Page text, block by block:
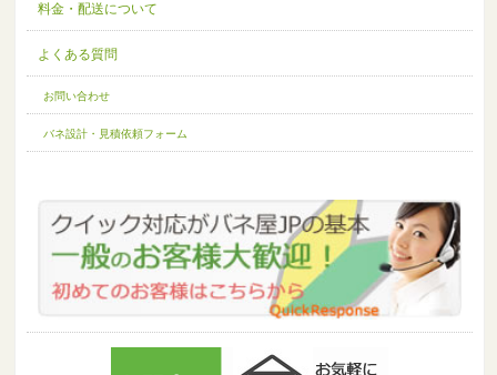
料金・配送について
よくある質問
お問い合わせ
バネ設計・見積依頼フォーム